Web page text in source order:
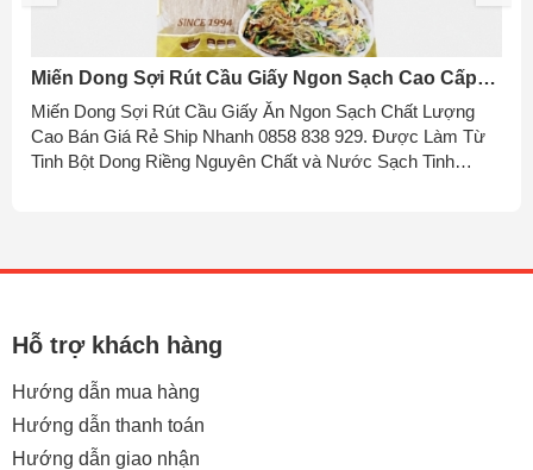
Miến Dong Sợi Rút Cầu Giấy Ngon Sạch Cao Cấp
Giá Rẻ Ship Nhanh
Miến Dong Sợi Rút Cầu Giấy Ăn Ngon Sạch Chất Lượng
Cao Bán Giá Rẻ Ship Nhanh 0858 838 929. Được Làm Từ
Tinh Bột Dong Riềng Nguyên Chất và Nước Sạch Tinh
Máy Móc...
Hỗ trợ khách hàng
Hướng dẫn mua hàng
Hướng dẫn thanh toán
Hướng dẫn giao nhận